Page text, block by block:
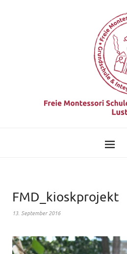
FMD_kioskprojekt
13. September 2016